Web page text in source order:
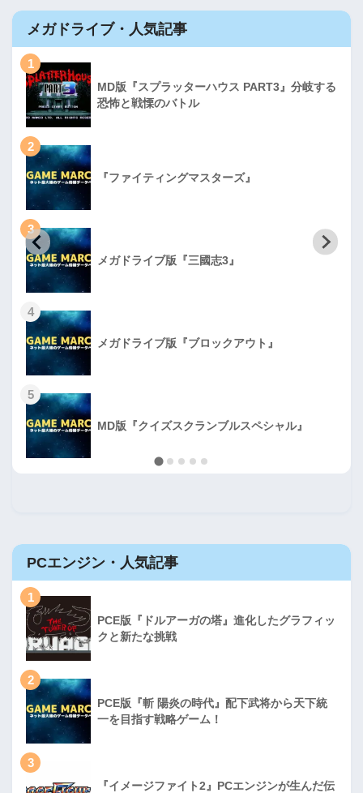
メガドライブ・人気記事
1
MD版『スプラッターハウス PART3』分岐する
恐怖と戦慄のバトル
2
『ファイティングマスターズ』
3
メガドライブ版『三國志3』
4
メガドライブ版『ブロックアウト』
5
MD版『クイズスクランブルスペシャル』
PCエンジン・人気記事
1
PCE版『ドルアーガの塔』進化したグラフィッ
クと新たな挑戦
2
PCE版『斬 陽炎の時代』配下武将から天下統
一を目指す戦略ゲーム！
3
『イメージファイト2』PCエンジンが生んだ伝